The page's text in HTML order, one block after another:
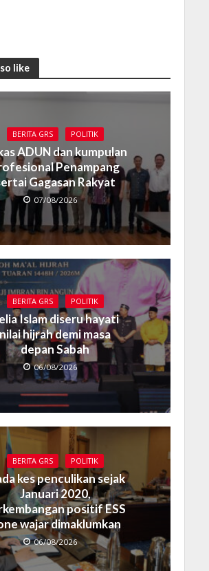
like
BERITA GRS POLITIK
ADUN dan kumpulan
Penampang
Gagasan Rakyat
07/08/2026
BERITA GRS POLITIK
Islam diseru hayati
nilai hijrah demi masa
depan Sabah
06/08/2026
BERITA GRS POLITIK
kes penculikan sejak
Januari 2020,
positif ESS
wajar dimaklumkan
06/08/2026